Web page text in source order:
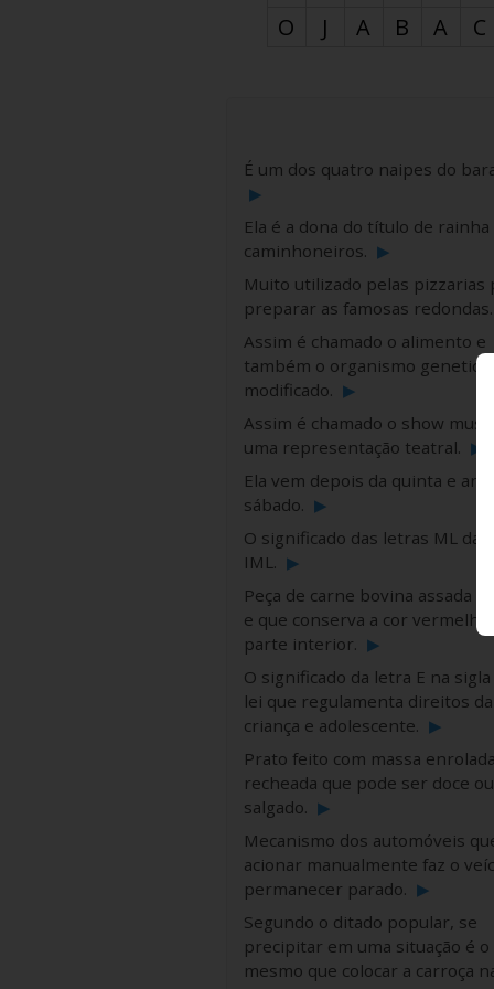
O
J A B A C
É um dos quatro naipes do
▶
Ela é a dona do título de rainha
caminhoneiros. ▶
Muito utilizado pelas pizzarias
preparar as famosas redondas.
Assim é chamado o alimento e
também o organismo
modificado. ▶
Assim é chamado o show
uma representação teatral. ▶
Ela vem depois da quinta e
sábado. ▶
O significado das letras ML da
IML. ▶
Peça de carne bovina assada ou
e que conserva a cor
parte interior. ▶
O significado da letra E na sigla
lei que regulamenta direitos da
criança e adolescente. ▶
Prato feito com massa
recheada que pode ser doce ou
salgado. ▶
Mecanismo dos automóveis
acionar manualmente faz o
permanecer parado. ▶
Segundo o ditado popular, se
precipitar em uma situação é o
mesmo que colocar a carroça